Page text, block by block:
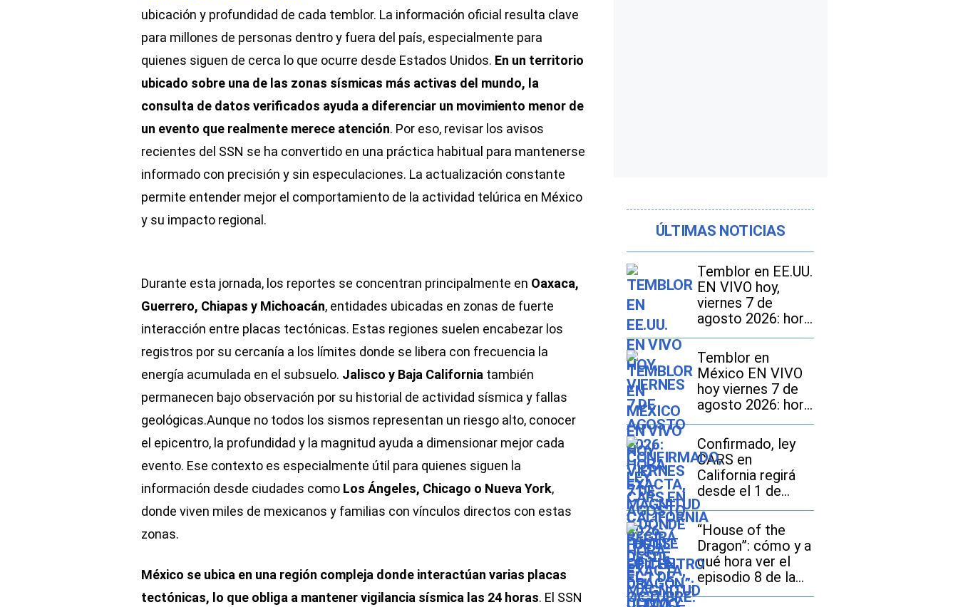
ubicación y profundidad de cada temblor. La información oficial resulta clave
para millones de personas dentro y fuera del país, especialmente para
quienes siguen de cerca lo que ocurre desde Estados Unidos. En un territorio
ubicado sobre una de las zonas sísmicas más activas del mundo, la
consulta de datos verificados ayuda a diferenciar un movimiento menor de
un evento que realmente merece atención. Por eso, revisar los avisos
recientes del SSN se ha convertido en una práctica habitual para mantenerse
informado con precisión y sin especulaciones. La actualización constante
permite entender mejor el comportamiento de la actividad telúrica en México
y su impacto regional.
Durante esta jornada, los reportes se concentran principalmente en Oaxaca,
Guerrero, Chiapas y Michoacán, entidades ubicadas en zonas de fuerte
interacción entre placas tectónicas. Estas regiones suelen encabezar los
registros por su cercanía a los límites donde se libera con frecuencia la
energía acumulada en el subsuelo. Jalisco y Baja California también
permanecen bajo observación por su historial de actividad sísmica y fallas
geológicas.Aunque no todos los sismos representan un riesgo alto, conocer
el epicentro, la profundidad y la magnitud ayuda a dimensionar mejor cada
evento. Ese contexto es especialmente útil para quienes siguen la
información desde ciudades como Los Ángeles, Chicago o Nueva York,
donde viven miles de mexicanos y familias con vínculos directos con estas
zonas.
México se ubica en una región compleja donde interactúan varias placas
tectónicas, lo que obliga a mantener vigilancia sísmica las 24 horas. El SSN
ÚLTIMAS NOTICIAS
Temblor en EE.UU.
EN VIVO hoy,
viernes 7 de
agosto 2026: hora
exacta, magnitud y
dónde fue el
epicentro del
último sismo
Temblor en
México EN VIVO
hoy viernes 7 de
agosto 2026: hora
exacta, magnitud y
dónde fue el
epicentro del
último
Confirmado, ley
CARS en
California regirá
desde el 1 de
octubre: en qué
consiste y qué
tarifas pueden
pagar los
compradores de
vehículos usados
“House of the
Dragon”: cómo y a
qué hora ver el
episodio 8 de la
temporada 3